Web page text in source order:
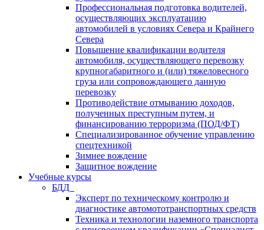
Профессиональная подготовка водителей,
осуществляющих эксплуатацию
автомобилей в условиях Севера и Крайнего
Севера
Повышение квалификации водителя
автомобиля, осуществляющего перевозку
крупногабаритного и (или) тяжеловесного
груза или сопровождающего данную
перевозку
Противодействие отмыванию доходов,
полученных преступным путем, и
финансированию терроризма (ПОД/ФТ)
Специализированное обучение управлению
спецтехникой
Зимнее вождение
Защитное вождение
Учебные курсы
БДД
Эксперт по техническому контролю и
диагностике автомототранспортных средств
Техника и технологии наземного транспорта